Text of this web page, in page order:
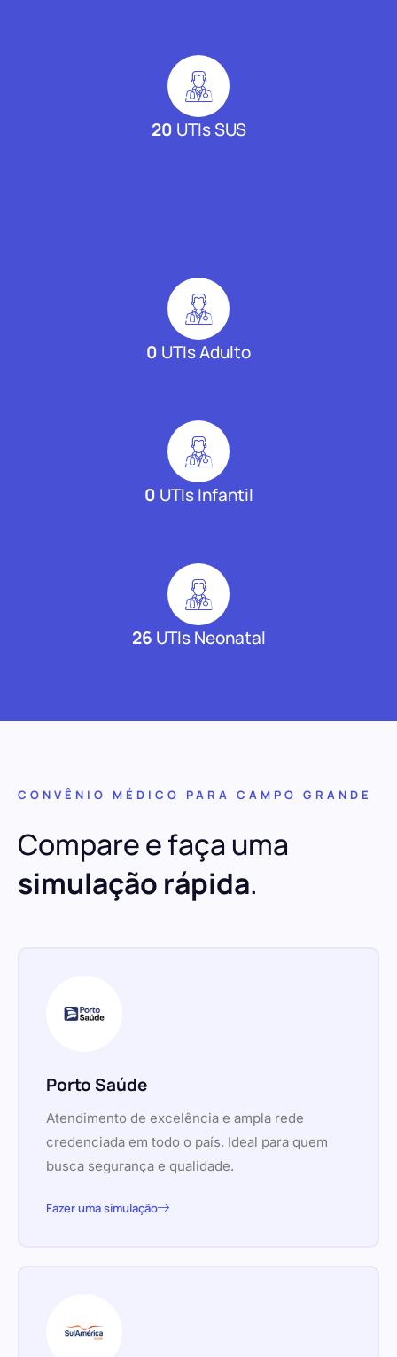
20 UTIs SUS
0 UTIs Adulto
0 UTIs Infantil
26 UTIs Neonatal
CONVÊNIO MÉDICO PARA CAMPO GRANDE
Compare e faça uma
simulação rápida.
Porto Saúde
Atendimento de excelência e ampla rede
credenciada em todo o país. Ideal para quem
busca segurança e qualidade.
Fazer uma simulação